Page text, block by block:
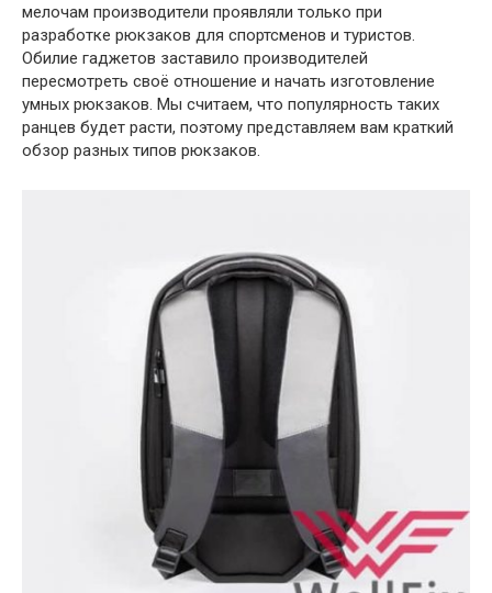
мелочам производители проявляли только при
разработке рюкзаков для спортсменов и туристов.
Обилие гаджетов заставило производителей
пересмотреть своё отношение и начать изготовление
умных рюкзаков. Мы считаем, что популярность таких
ранцев будет расти, поэтому представляем вам краткий
обзор разных типов рюкзаков.